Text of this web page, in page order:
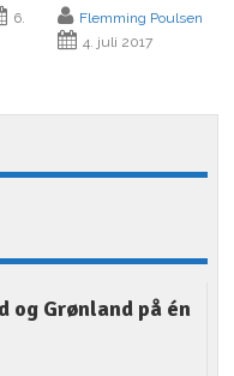
6.
Flemming Poulsen
4. juli 2017
og Grønland på én